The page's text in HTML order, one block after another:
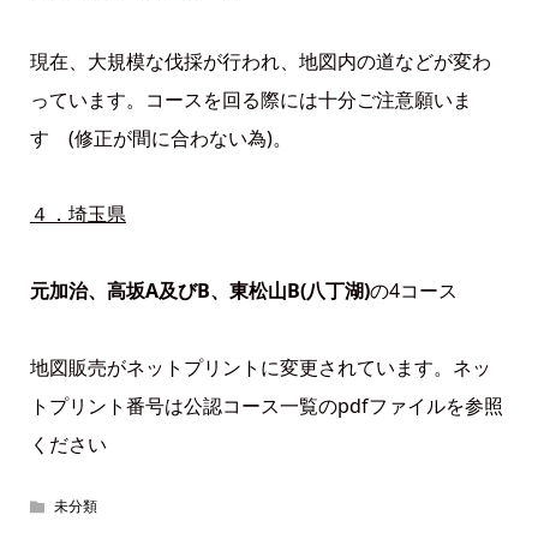
現在、大規模な伐採が行われ、地図内の道などが変わ
っています。コースを回る際には十分ご注意願いま
す (修正が間に合わない為)。
４．埼玉県
元加治、高坂A及びB、東松山B(八丁湖)の4コース
地図販売がネットプリントに変更されています。ネッ
トプリント番号は公認コース一覧のpdfファイルを参照
ください
未分類